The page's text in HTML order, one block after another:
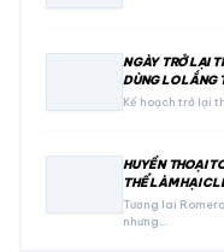
NGÀY TRỞ LẠI
DÙNG LO LẮNG
Kế hoạch trở lại
HUYỀN THOẠI
THỂ LÀM HẠI
Tương lai
nhưng…